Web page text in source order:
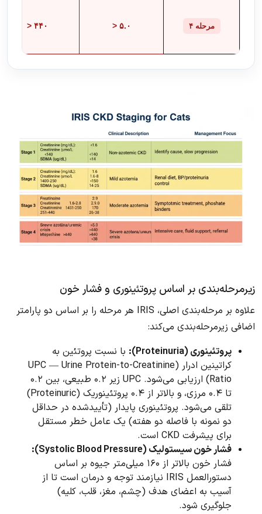
مرحله ۴ > ۵.۰ > ۴۴۰
زیرمرحله‌بندی بر اساس پروتئینوری و فشار خون
علاوه بر مرحله‌بندی اصلی، IRIS هر مرحله را بر اساس دو پارامتر
اضافی زیرمرحله‌بندی می‌کند:
پروتئینوری (Proteinuria):
با نسبت پروتئین به
کراتینین ادرار (UPC — Urine Protein-to-Creatinine
Ratio) ارزیابی می‌شود. UPC زیر ۰.۲ طبیعی، بین ۰.۲
تا ۰.۴ مرزی، و بالاتر از ۰.۴ پروتئینوریک (Proteinuric)
تلقی می‌شود. پروتئینوری پایدار (تأییدشده در حداقل
دو نمونه با فاصله دو هفته) یک عامل خطر مستقل
برای پیشرفت CKD است.
فشار خون سیستولیک (Systolic Blood Pressure):
فشار خون بالاتر از ۱۶۰ میلی‌متر جیوه بر اساس
دستورالعمل IRIS نیازمند توجه و درمان است تا از
آسیب به اعضای هدف (چشم، مغز، قلب، کلیه)
جلوگیری شود.